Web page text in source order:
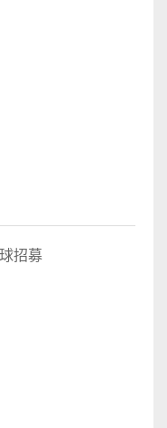
招募